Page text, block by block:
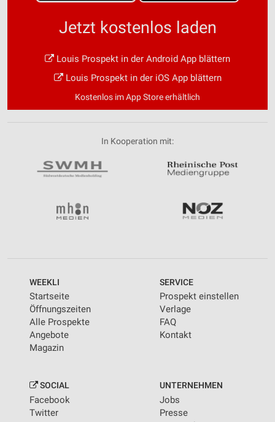
Jetzt kostenlos laden
Louis Prospekt in der Android App blättern
Louis Prospekt in der iOS App blättern
Kostenlos im App Store erhältlich
In Kooperation mit:
WEEKLI
Startseite
Öffnungszeiten
Alle Prospekte
Angebote
Magazin
SERVICE
Prospekt einstellen
Verlage
FAQ
Kontakt
SOCIAL
Facebook
Twitter
UNTERNEHMEN
Jobs
Presse